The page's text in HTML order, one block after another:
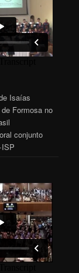
Isaías
Formosa no
conjunto